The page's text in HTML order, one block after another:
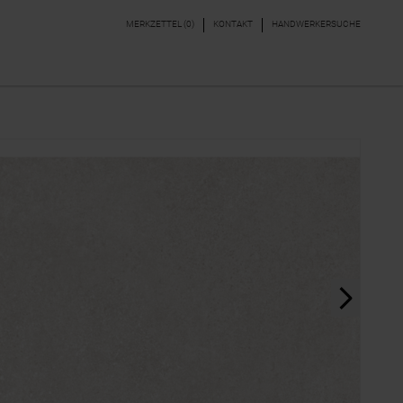
MERKZETTEL (0) KONTAKT HANDWERKERSUCHE
next